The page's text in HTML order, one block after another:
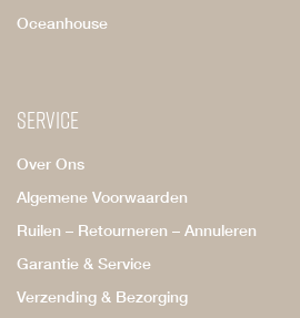
Oceanhouse
Service
Over Ons
Algemene Voorwaarden
Ruilen – Retourneren – Annuleren
Garantie & Service
Verzending & Bezorging